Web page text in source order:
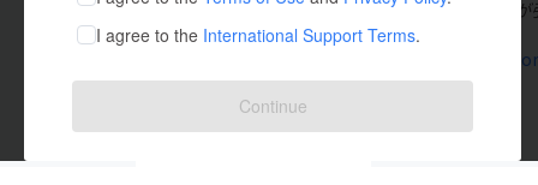
映像・映画
ビジネス・起業
まちづくり・地域活性化
I agree to the International Support Terms.
Continue
ォーター本体